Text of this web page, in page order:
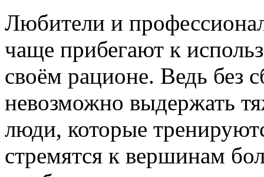
Любители и
чаще прибегают к
своём рационе. Ведь без
невозможно выдержать
люди, которые
стремятся к вершинам